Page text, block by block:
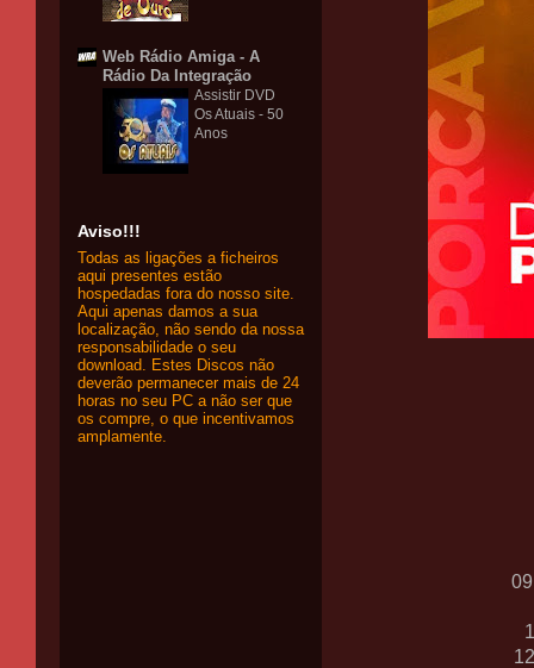
Web Rádio Amiga - A
Rádio Da Integração
Assistir DVD
Os Atuais - 50
Anos
Aviso!!!
Todas as ligações a ficheiros
aqui presentes estão
hospedadas fora do nosso site.
Aqui apenas damos a sua
localização, não sendo da nossa
responsabilidade o seu
download. Estes Discos não
deverão permanecer mais de 24
horas no seu PC a não ser que
os compre, o que incentivamos
amplamente.